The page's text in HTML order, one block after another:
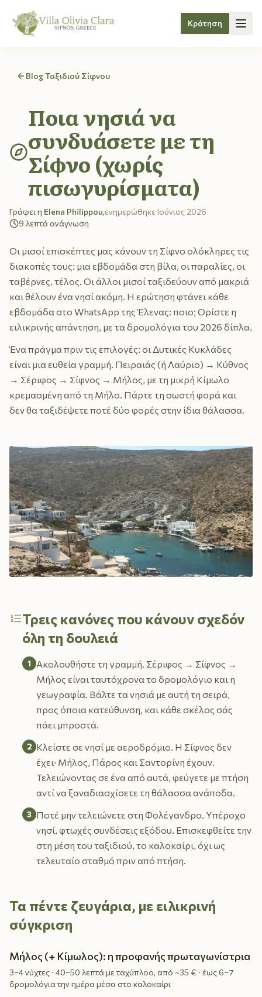
Κράτηση
Blog Ταξιδιού Σίφνου
Ποια νησιά να
συνδυάσετε με τη
Σίφνο (χωρίς
πισωγυρίσματα)
Γράφει η Elena Philippou,ενημερώθηκε Ιούνιος 2026
9 λεπτά ανάγνωση
Οι μισοί επισκέπτες μας κάνουν τη Σίφνο ολόκληρες τις
διακοπές τους: μια εβδομάδα στη βίλα, οι παραλίες, οι
ταβέρνες, τέλος. Οι άλλοι μισοί ταξιδεύουν από μακριά
και θέλουν ένα νησί ακόμη. Η ερώτηση φτάνει κάθε
εβδομάδα στο WhatsApp της Έλενας: ποιο; Ορίστε η
ειλικρινής απάντηση, με τα δρομολόγια του 2026 δίπλα.
Ένα πράγμα πριν τις επιλογές: οι Δυτικές Κυκλάδες
είναι μια ευθεία γραμμή. Πειραιάς (ή Λαύριο) → Κύθνος
→ Σέριφος → Σίφνος → Μήλος, με τη μικρή Κίμωλο
κρεμασμένη από τη Μήλο. Πάρτε τη σωστή φορά και
δεν θα ταξιδέψετε ποτέ δύο φορές στην ίδια θάλασσα.
Τρεις κανόνες που κάνουν σχεδόν
όλη τη δουλειά
1 Ακολουθήστε τη γραμμή. Σέριφος → Σίφνος →
Μήλος είναι ταυτόχρονα το δρομολόγιο και η
γεωγραφία. Βάλτε τα νησιά με αυτή τη σειρά,
προς όποια κατεύθυνση, και κάθε σκέλος σάς
πάει μπροστά.
2 Κλείστε σε νησί με αεροδρόμιο. Η Σίφνος δεν
έχει· Μήλος, Πάρος και Σαντορίνη έχουν.
Τελειώνοντας σε ένα από αυτά, φεύγετε με πτήση
αντί να ξαναδιασχίσετε τη θάλασσα ανάποδα.
3 Ποτέ μην τελειώνετε στη Φολέγανδρο. Υπέροχο
νησί, φτωχές συνδέσεις εξόδου. Επισκεφθείτε την
στη μέση του ταξιδιού, το καλοκαίρι, όχι ως
τελευταίο σταθμό πριν από πτήση.
Τα πέντε ζευγάρια, με ειλικρινή
σύγκριση
Μήλος (+ Κίμωλος): η προφανής πρωταγωνίστρια
3–4 νύχτες · 40–50 λεπτά με ταχύπλοο, από ~35 € · έως 6–7
δρομολόγια την ημέρα μέσα στο καλοκαίρι